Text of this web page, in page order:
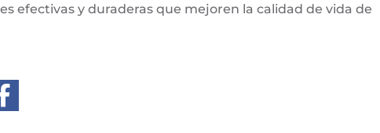
efectivas y duraderas que mejoren la calidad de vida de